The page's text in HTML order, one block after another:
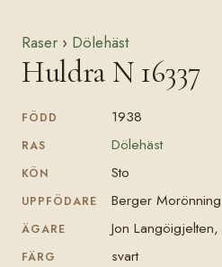
Raser › Dölehäst
Huldra N 16337
FÖDD 1938
RAS Dölehäst
KÖN Sto
UPPFÖDARE Berger
ÄGARE Jon
FÄRG svart